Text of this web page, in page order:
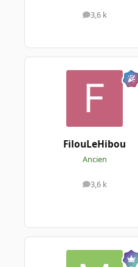
3,6 k
messages
FilouLeHibou
Ancien
3,6 k
messages